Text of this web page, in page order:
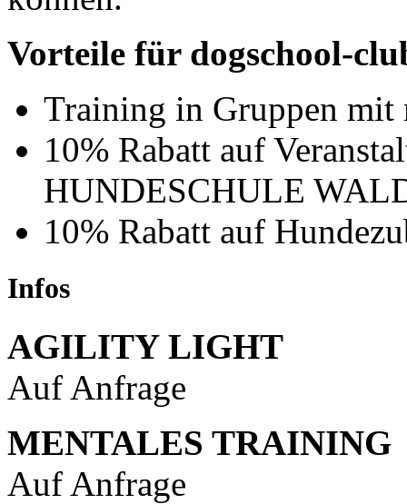
Vorteile für dogschool-
Training in Gruppen mit
10% Rabatt auf
HUNDESCHULE
10% Rabatt auf
Infos
AGILITY LIGHT
Auf Anfrage
MENTALES TRAINING
Auf Anfrage